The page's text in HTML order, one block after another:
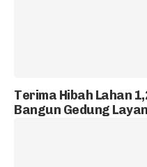
Terima Hibah Lahan
Bangun Gedung